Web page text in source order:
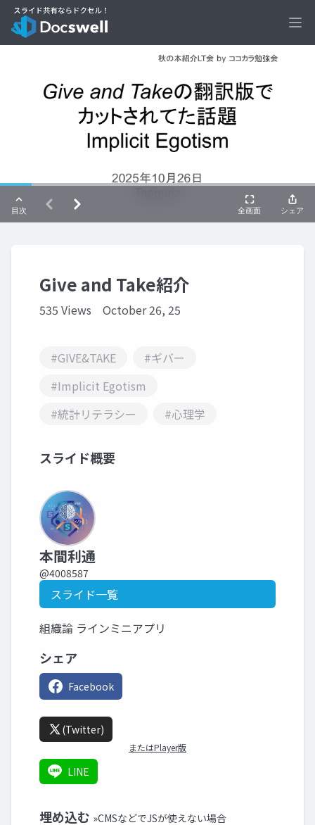
Give and Take紹介
535 Views October 26, 25
#GIVE&TAKE
#ギバー
#Implicit Egotism
#統計リテラシー
#心理学
スライド概要
本間利通
@4008587
スライド一覧
組織論 ラインミニアプリ
シェア
Facebook
(Twitter)
またはPlayer版
LINE
埋め込む »CMSなどでJSが使えない場合